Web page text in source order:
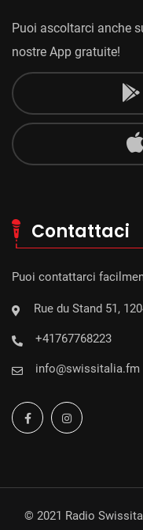
Puoi ascoltarci anche
nostre App gratuite!
Contattaci
Puoi contattarci
Rue du Stand 51,
+41767768223
info@swissitalia.fm
© 2021 Radio